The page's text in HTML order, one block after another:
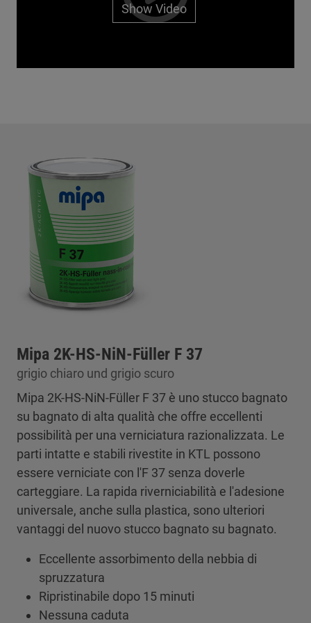
Show Video
Mipa 2K-HS-NiN-Füller F 37
grigio chiaro und grigio scuro
Mipa 2K-HS-NiN-Füller F 37 è uno stucco bagnato
su bagnato di alta qualità che offre eccellenti
possibilità per una verniciatura razionalizzata. Le
parti intatte e stabili rivestite in KTL possono
essere verniciate con l'F 37 senza doverle
carteggiare. La rapida riverniciabilità e l'adesione
universale, anche sulla plastica, sono ulteriori
vantaggi del nuovo stucco bagnato su bagnato.
Eccellente assorbimento della nebbia di
spruzzatura
Ripristinabile dopo 15 minuti
Nessuna caduta